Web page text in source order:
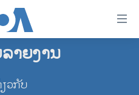
າຍງານ
ວກັບ